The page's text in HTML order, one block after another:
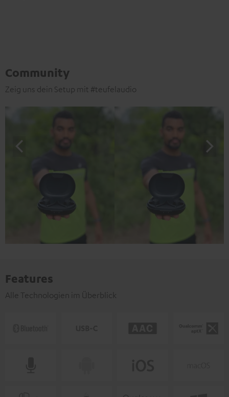
Community
Zeig uns dein Setup mit #teufelaudio
Features
Alle Technologien im Überblick